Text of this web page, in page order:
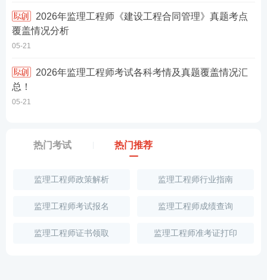
覆盖情况分析
05-21
总！
05-21
热门考试 热门推荐
监理工程师政策解析 监理工程师行业指南
监理工程师考试报名 监理工程师成绩查询
监理工程师证书领取 监理工程师准考证打印